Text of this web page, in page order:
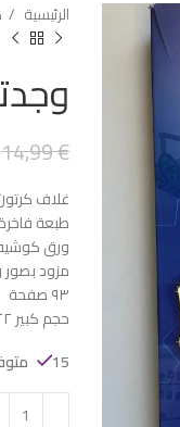
الرئيسية
14,99€
غلاف
طبعة
ورق
مزود
٩٣ صفحة
حجم كبير ٢٢*٢٨سم
15 متوفر في المخزون